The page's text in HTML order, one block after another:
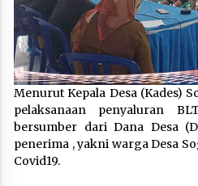
Menurut Kepala Desa (Kades)
pelaksanaan penyaluran
bersumber dari Dana Desa
penerima , yakni warga Desa
Covid19.